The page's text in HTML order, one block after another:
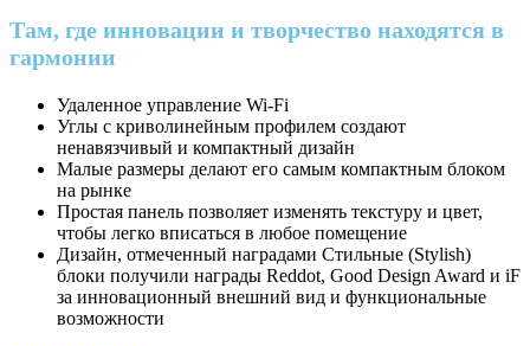
Там, где инновации и творчество находятся в
гармонии
Удаленное управление Wi-Fi
Углы с криволинейным профилем создают
ненавязчивый и компактный дизайн
Малые размеры делают его самым компактным блоком
на рынке
Простая панель позволяет изменять текстуру и цвет,
чтобы легко вписаться в любое помещение
Дизайн, отмеченный наградами Стильные (Stylish)
блоки получили награды Reddot, Good Design Award и iF
за инновационный внешний вид и функциональные
возможности